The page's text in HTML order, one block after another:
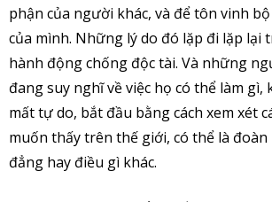
phận của người khác, và để tôn vinh
của mình. Những lý do đó lặp đi lặp lại
hành động chống độc tài. Và những
đang suy nghĩ về việc họ có thể làm gì,
mất tự do, bắt đầu bằng cách xem xét
muốn thấy trên thế giới, có thể là đoàn
đẳng hay điều gì khác.